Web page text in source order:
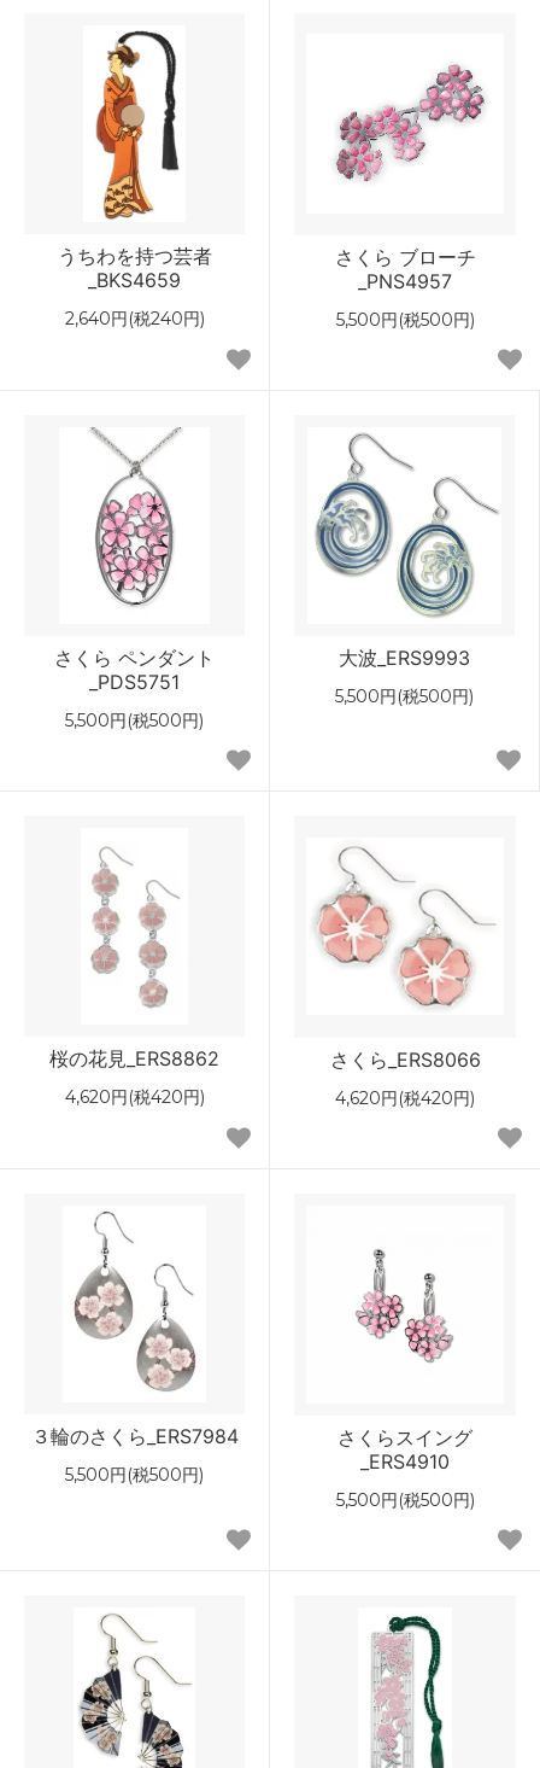
うちわを持つ芸者
_BKS4659
2,640円(税240円)
さくら ブローチ
_PNS4957
5,500円(税500円)
さくら ペンダント
_PDS5751
5,500円(税500円)
大波_ERS9993
5,500円(税500円)
桜の花見_ERS8862
4,620円(税420円)
さくら_ERS8066
4,620円(税420円)
３輪のさくら_ERS7984
5,500円(税500円)
さくらスイング
_ERS4910
5,500円(税500円)